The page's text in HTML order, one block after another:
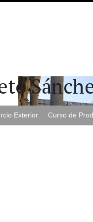
Exterior Curso de